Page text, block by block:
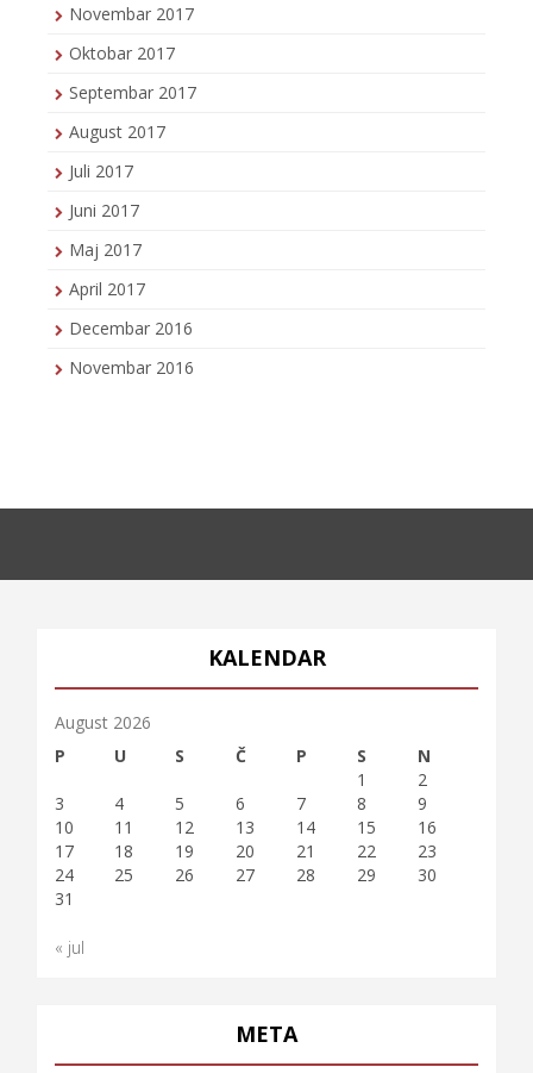
Novembar 2017
Oktobar 2017
Septembar 2017
August 2017
Juli 2017
Juni 2017
Maj 2017
April 2017
Decembar 2016
Novembar 2016
KALENDAR
August 2026
P
U S Č P S
N
1
2
3
4 5 6 7 8
9
10
11 12 13 14 15
16
17
18 19 20 21 22
23
24
25 26 27 28 29
30
31
« jul
META